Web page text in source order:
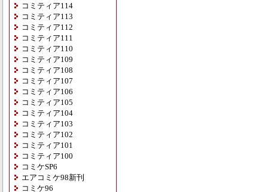
コミティア114
コミティア113
コミティア112
コミティア111
コミティア110
コミティア109
コミティア108
コミティア107
コミティア106
コミティア105
コミティア104
コミティア103
コミティア102
コミティア101
コミティア100
コミケSP6
エアコミケ98新刊
コミケ96